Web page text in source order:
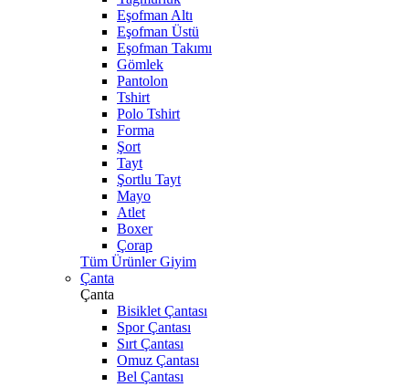
Eşofman Altı
Eşofman Üstü
Eşofman Takımı
Gömlek
Pantolon
Tshirt
Polo Tshirt
Forma
Şort
Tayt
Şortlu Tayt
Mayo
Atlet
Boxer
Çorap
Tüm Ürünler Giyim
Çanta
Çanta
Bisiklet Çantası
Spor Çantası
Sırt Çantası
Omuz Çantası
Bel Çantası